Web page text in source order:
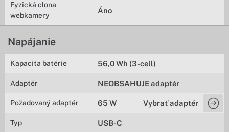
Fyzická clona
webkamery
Áno
Napájanie
Kapacita batérie 56,0 Wh (3-cell)
Adaptér NEOBSAHUJE adaptér
Požadovaný adaptér 65 W Vybrať adaptér
Typ USB-C